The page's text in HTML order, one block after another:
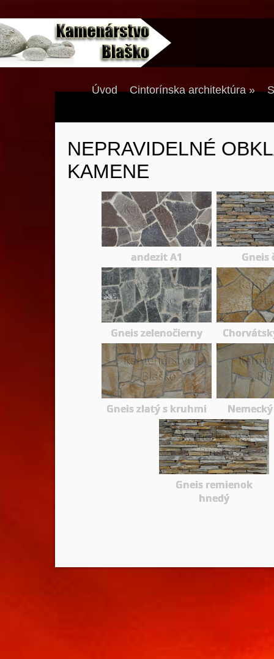
Úvod Cintorínska architektúra»
NEPRAVIDELNÉ
KAMENE
andezit A1 Gneis
Gneis zelenočierny
Gneis zlatý s kruhmi
Gneis remienok
hnedý